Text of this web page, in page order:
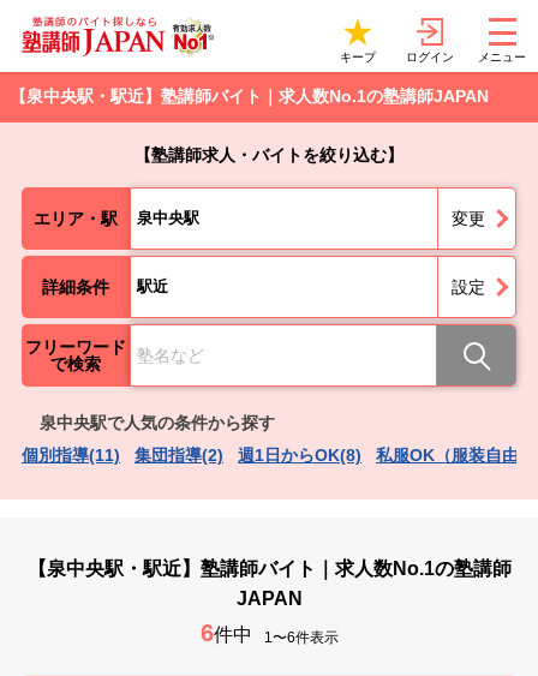
キープ ログイン メニュー
【泉中央駅・駅近】塾講師バイト｜求人数No.1の塾講師JAPAN
【塾講師求人・バイトを絞り込む】
エリア・駅 泉中央駅 変更
詳細条件 駅近 設定
フリーワード
で検索
泉中央駅で人気の条件から探す
個別指導(11)
集団指導(2) 週1日からOK(8) 私服OK（服装自由
【泉中央駅・駅近】塾講師バイト｜求人数No.1の塾講師
JAPAN
6件中 1〜6件表示